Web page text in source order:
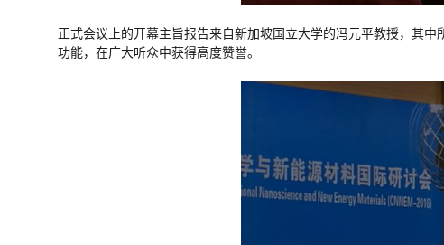
正式会议上的开幕主旨报告来自新加坡国立大学的冯元平教授，其
功能，在广大听众中获得高度赞誉。